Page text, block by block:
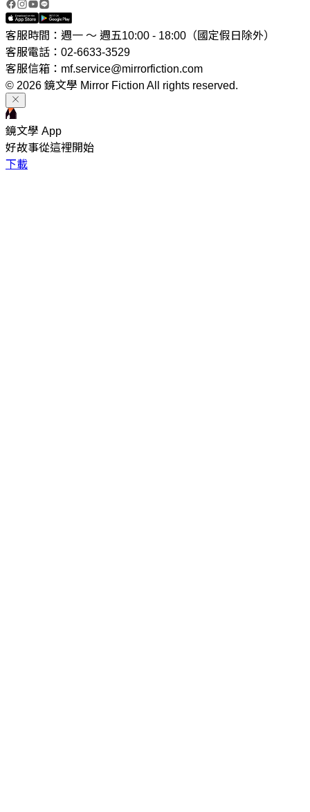
客服時間：週一 ～ 週五10:00 - 18:00（國定假日除外）
客服電話：02-6633-3529
客服信箱：mf.service@mirrorfiction.com
© 2026 鏡文學 Mirror Fiction All rights reserved.
鏡文學 App
好故事從這裡開始
下載